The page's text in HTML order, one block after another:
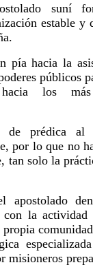
suní
estable y
pía hacia la
públicos
los
de prédica al
por lo que no
tan solo la
apostolado
con la actividad
misioneros